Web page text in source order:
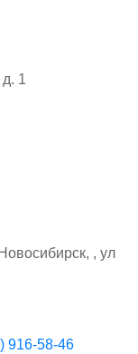
1
, ул
916-58-46